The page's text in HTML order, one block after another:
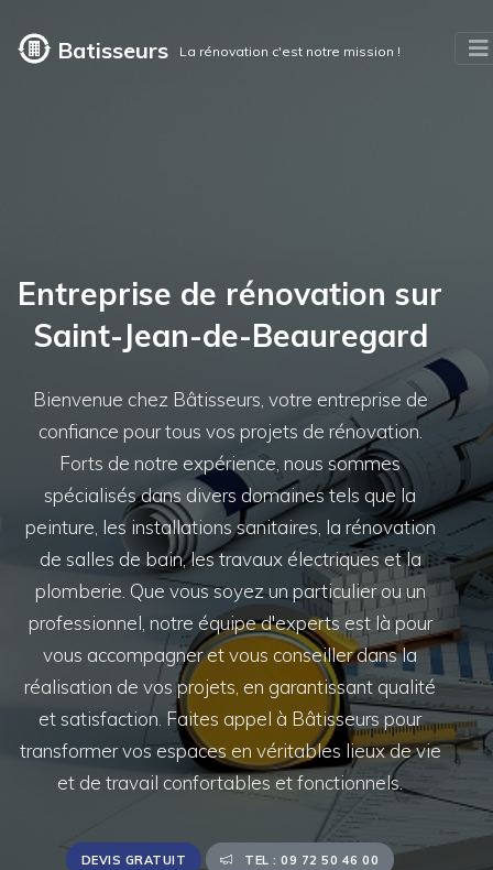
Batisseurs La rénovation c'est notre mission !
Entreprise de rénovation sur
Saint-Jean-de-Beauregard
Bienvenue chez Bâtisseurs, votre entreprise de
confiance pour tous vos projets de rénovation.
Forts de notre expérience, nous sommes
spécialisés dans divers domaines tels que la
peinture, les installations sanitaires, la rénovation
de salles de bain, les travaux électriques et la
plomberie. Que vous soyez un particulier ou un
professionnel, notre équipe d'experts est là pour
vous accompagner et vous conseiller dans la
réalisation de vos projets, en garantissant qualité
et satisfaction. Faites appel à Bâtisseurs pour
transformer vos espaces en véritables lieux de vie
et de travail confortables et fonctionnels.
DEVIS GRATUIT TEL : 09 72 50 46 00